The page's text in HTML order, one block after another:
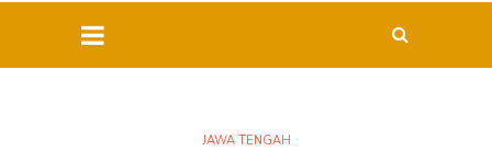
JAWA TENGAH